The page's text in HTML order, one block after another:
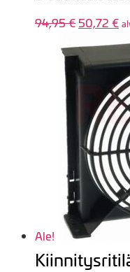
94,95€
oli:
94,95 €.
50,72 €
Ale!